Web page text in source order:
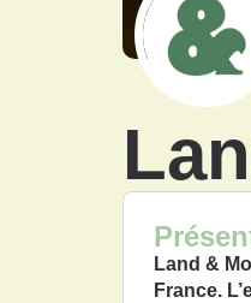
Land &
France.